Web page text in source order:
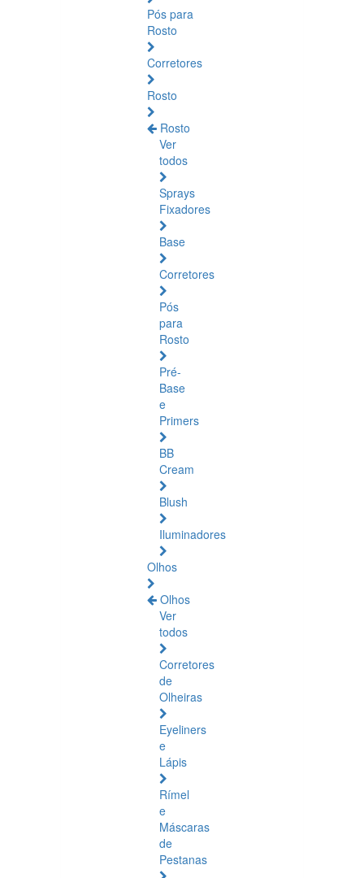
Pós para
Rosto
Corretores
Rosto
Rosto
Ver
todos
Sprays
Fixadores
Base
Corretores
Pós
para
Rosto
Pré-
Base
e
Primers
BB
Cream
Blush
Iluminadores
Olhos
Olhos
Ver
todos
Corretores
de
Olheiras
Eyeliners
e
Lápis
Rímel
e
Máscaras
de
Pestanas